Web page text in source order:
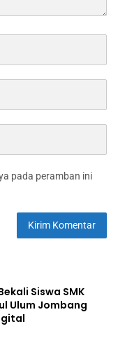
pada peramban ini
Siswa SMK
Ulum Jombang